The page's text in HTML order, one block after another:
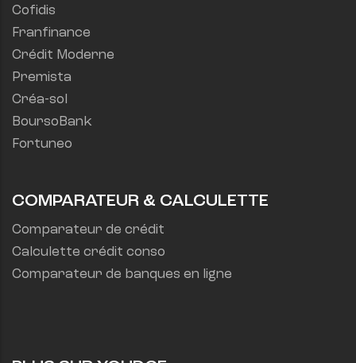
Cofidis
Franfinance
Crédit Moderne
Premista
Créa-sol
BoursoBank
Fortuneo
COMPARATEUR & CALCULETTE
Comparateur de crédit
Calculette crédit conso
Comparateur de banques en ligne